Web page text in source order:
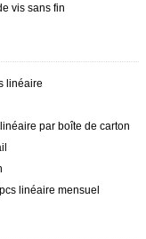
vis sans fin
linéaire
par boîte de carton
linéaire mensuel